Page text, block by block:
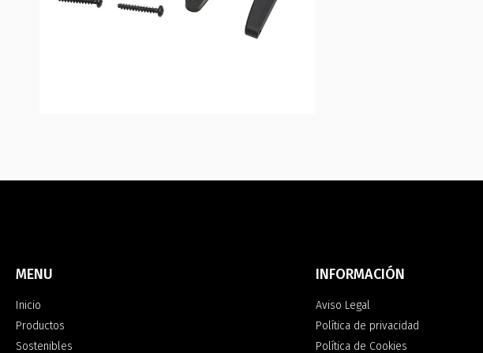
MENU
Inicio
Productos
Sostenibles
INFORMACIÓN
Aviso Legal
Política de privacidad
Política de Cookies